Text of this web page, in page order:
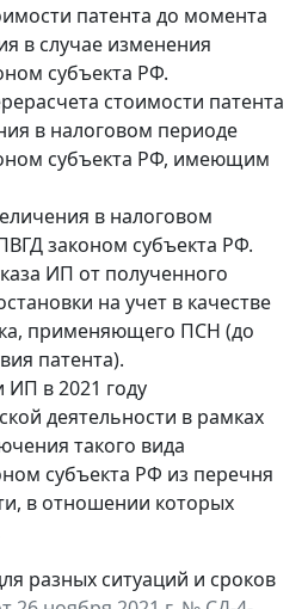
патента до момента
в случае изменения
субъекта РФ.
стоимости патента
в налоговом периоде
субъекта РФ, имеющим
в налоговом
законом субъекта РФ.
ИП от полученного
на учет в качестве
применяющего ПСН (до
патента).
в 2021 году
деятельности в рамках
такого вида
субъекта РФ из перечня
в отношении которых
разных ситуаций и сроков